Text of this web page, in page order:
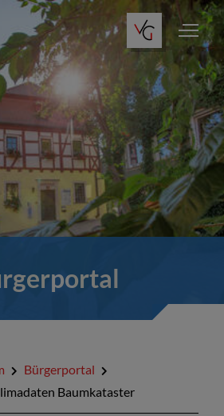
Bürgerportal
Baumkataster